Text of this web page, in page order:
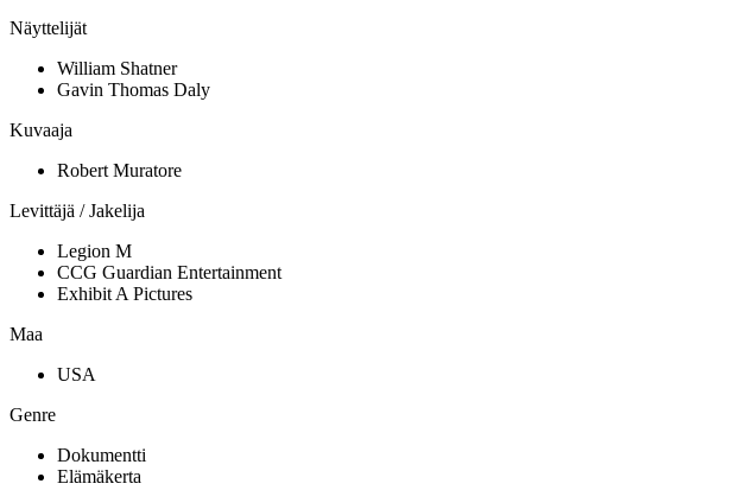
Näyttelijät
William Shatner
Gavin Thomas Daly
Kuvaaja
Robert Muratore
Levittäjä / Jakelija
Legion M
CCG Guardian Entertainment
Exhibit A Pictures
Maa
USA
Genre
Dokumentti
Elämäkerta